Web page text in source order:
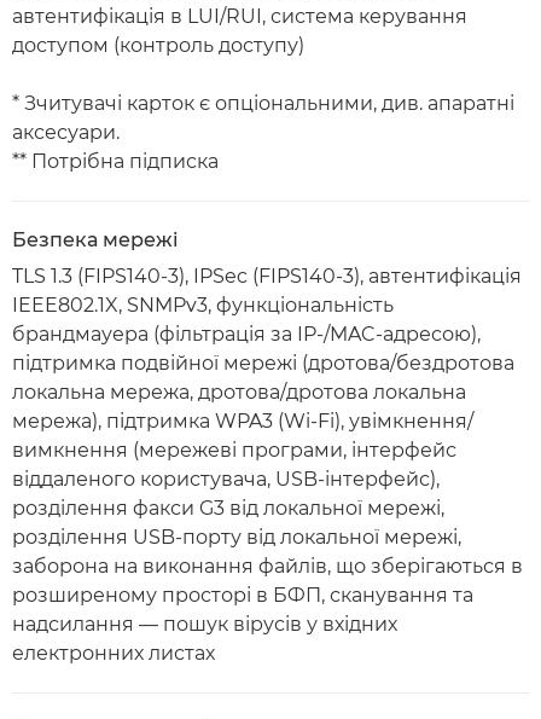
автентифікація в LUI/RUI, система керування
доступом (контроль доступу)
* Зчитувачі карток є опціональними, див. апаратні
аксесуари.
** Потрібна підписка
Безпека мережі
TLS 1.3 (FIPS140-3), IPSec (FIPS140-3), автентифікація
IEEE802.1X, SNMPv3, функціональність
брандмауера (фільтрація за IP-/MAC-адресою),
підтримка подвійної мережі (дротова/бездротова
локальна мережа, дротова/дротова локальна
мережа), підтримка WPA3 (Wi-Fi), увімкнення/
вимкнення (мережеві програми, інтерфейс
віддаленого користувача, USB-інтерфейс),
розділення факси G3 від локальної мережі,
розділення USB-порту від локальної мережі,
заборона на виконання файлів, що зберігаються в
розширеному просторі в БФП, сканування та
надсилання — пошук вірусів у вхідних
електронних листах